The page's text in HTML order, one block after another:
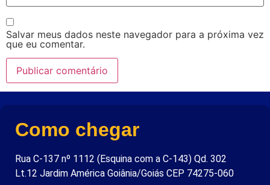
Salvar meus dados neste navegador para a próxima vez
que eu comentar.
Como chegar
Rua C-137 nº 1112 (Esquina com a C-143) Qd. 302
Lt.12 Jardim América Goiânia/Goiás CEP 74275-060